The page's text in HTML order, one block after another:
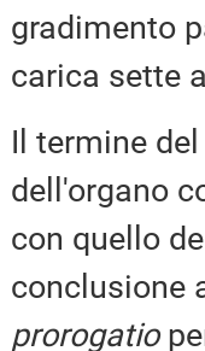
gradimento
carica sette
Il termine
dell'organo
con quello
conclusione
prorogatio